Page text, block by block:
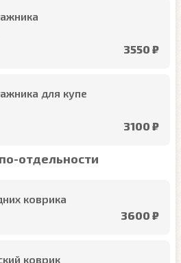
3550 ₽
для купе
3100 ₽
отдельности
коврика
3600 ₽
коврик